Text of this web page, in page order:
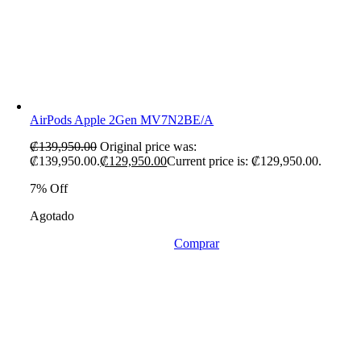
AirPods Apple 2Gen MV7N2BE/A
₡139,950.00 Original price was:
₡139,950.00.₡129,950.00Current price is: ₡129,950.00.
7% Off
Agotado
Comprar